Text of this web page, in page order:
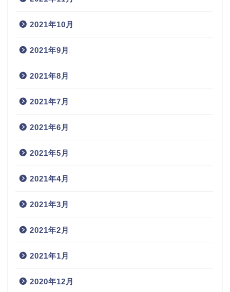
2021年10月
2021年9月
2021年8月
2021年7月
2021年6月
2021年5月
2021年4月
2021年3月
2021年2月
2021年1月
2020年12月